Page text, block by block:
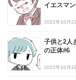
イエスマ
2022年10月
子供と2人
の正体#6
2022年10月